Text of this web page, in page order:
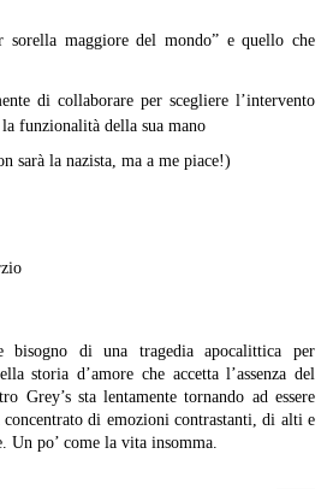
maggiore del mondo” e quello che
di collaborare per scegliere l’intervento
funzionalità della sua mano
sarà la nazista, ma a me piace!)
bisogno di una tragedia apocalittica per
storia d’amore che accetta l’assenza del
Grey’s sta lentamente tornando ad essere
concentrato di emozioni contrastanti, di alti e
po’ come la vita insomma.